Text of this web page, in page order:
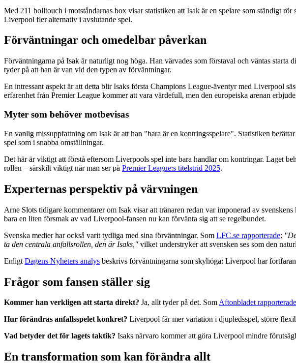
Med 211 bolltouch i motståndarnas box visar statistiken att Isak är en spelare som ständigt
Liverpool fler alternativ i avslutande spel.
Förväntningar och omedelbar påverkan
Förväntningarna på Isak är naturligt nog höga. Han värvades som förstaval och väntas starta
tyder på att han är van vid den typen av förväntningar.
En intressant aspekt är att detta blir Isaks första Champions League-äventyr med Liverpool
erfarenhet från Premier League kommer att vara värdefull, men den europeiska arenan
Myter som behöver motbevisas
En vanlig missuppfattning om Isak är att han "bara är en kontringsspelare". Statistiken
spel som i snabba omställningar.
Det här är viktigt att förstå eftersom Liverpools spel inte bara handlar om kontringar. Laget
rollen – särskilt viktigt när man ser på Premier League:s titelstrid 2025.
Experternas perspektiv på värvningen
Arne Slots tidigare kommentarer om Isak visar att tränaren redan var imponerad av
bara en liten försmak av vad Liverpool-fansen nu kan förvänta sig att se regelbundet.
Svenska medier har också varit tydliga med sina förväntningar. Som LFC.se rapporterade:
ta den centrala anfallsrollen, den är Isaks," vilket understryker att svensken ses som den
Enligt Dagens Nyheters analys beskrivs förväntningarna som skyhöga: Liverpool har
Frågor som fansen ställer sig
Kommer han verkligen att starta direkt? Ja, allt tyder på det. SomAftonbladet rapporterade
Hur förändras anfallsspelet konkret? Liverpool får mer variation i djupledsspel, större
Vad betyder det för lagets taktik? Isaks närvaro kommer att göra Liverpool mindre
En transformation som kan förändra allt